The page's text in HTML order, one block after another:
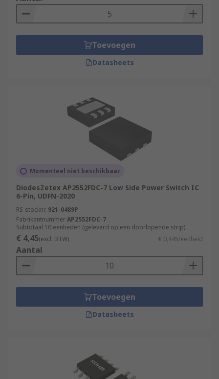
also play a big role in the “Smart Home” products.
An Intelligent power switch combines multiple
PAC (Programmable Automation Controller), CNC
(Computer Numerical Control) & PLC
(Programmable Logic Controller), robotics,
Toevoegen
Datasheets
Momenteel niet beschikbaar
DiodesZetex AP2552FDC-7 Low Side Power Switch IC
6-Pin, UDFN-2020
RS-stocknr. 921-0489P
FabrikantnummerAP2552FDC-7
Subtotaal 10 eenheden (geleverd op een doorlopende strip)
€ 4,45(excl. BTW) € 0,445/eenheid
Aantal
Toevoegen
Datasheets